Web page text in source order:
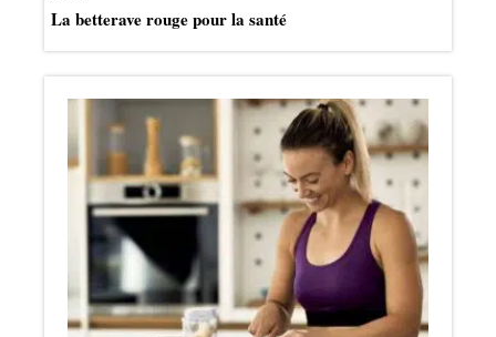
La betterave rouge pour la santé